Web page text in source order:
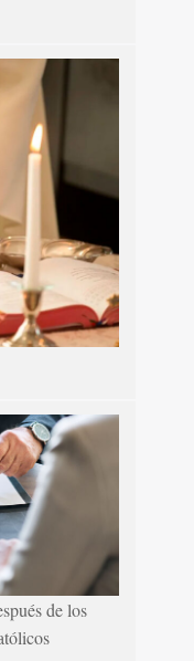
de los